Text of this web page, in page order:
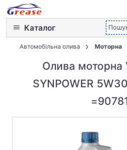
Каталог
Автомобільна олива Моторна
Олива моторна
SYNPOWER